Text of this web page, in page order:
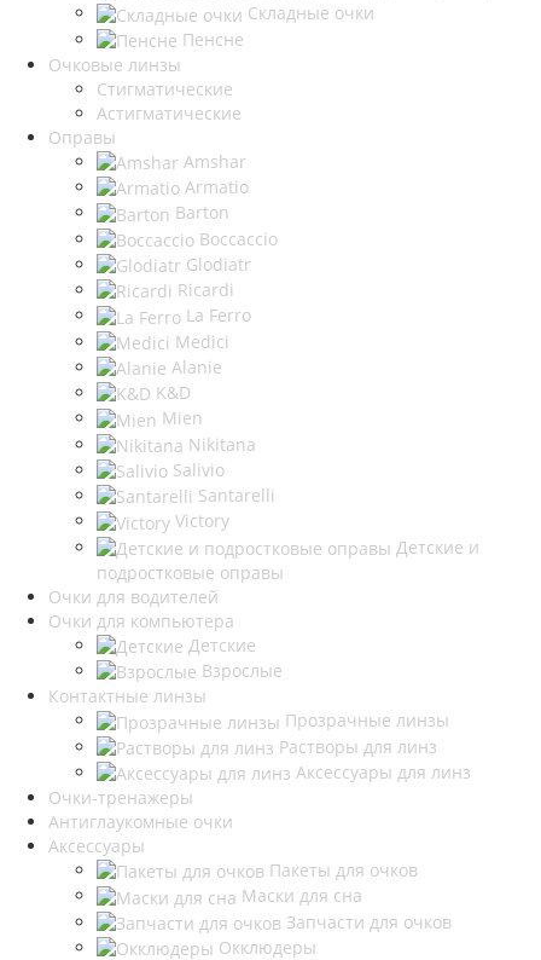
Складные очки
Пенсне
Очковые линзы
Стигматические
Астигматические
Оправы
Amshar
Armatio
Barton
Boccaccio
Glodiatr
Ricardi
La Ferro
Medici
Alanie
K&D
Mien
Nikitana
Salivio
Santarelli
Victory
Детские и
подростковые оправы
Очки для водителей
Очки для компьютера
Детские
Взрослые
Контактные линзы
Прозрачные линзы
Растворы для линз
Аксессуары для линз
Очки-тренажеры
Антиглаукомные очки
Аксессуары
Пакеты для очков
Маски для сна
Запчасти для очков
Окклюдеры